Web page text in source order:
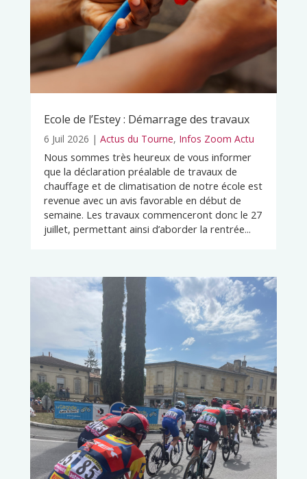
Ecole de l’Estey : Démarrage des travaux
6 Juil 2026 | Actus du Tourne, Infos Zoom Actu
Nous sommes très heureux de vous informer
que la déclaration préalable de travaux de
chauffage et de climatisation de notre école est
revenue avec un avis favorable en début de
semaine. Les travaux commenceront donc le 27
juillet, permettant ainsi d’aborder la rentrée...